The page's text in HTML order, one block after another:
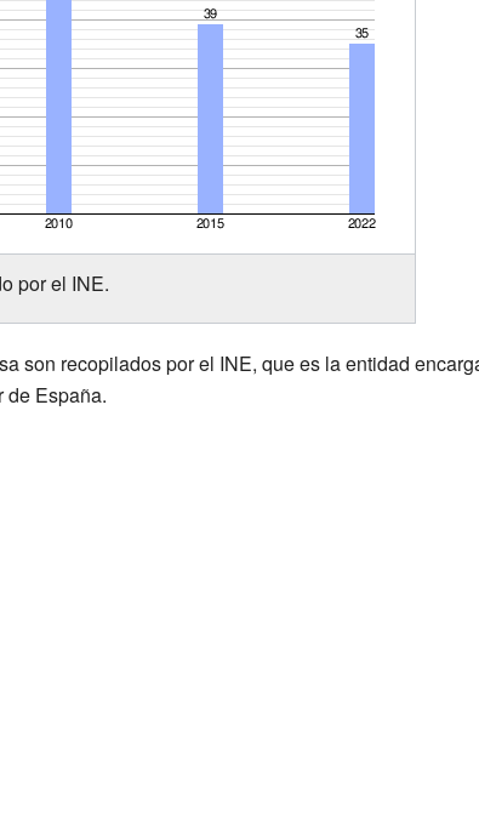
por el INE.
son recopilados por el INE, que es la entidad
de España.